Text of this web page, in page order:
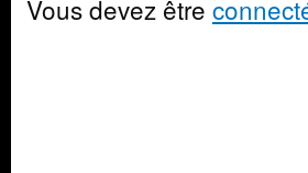
Vous devez être